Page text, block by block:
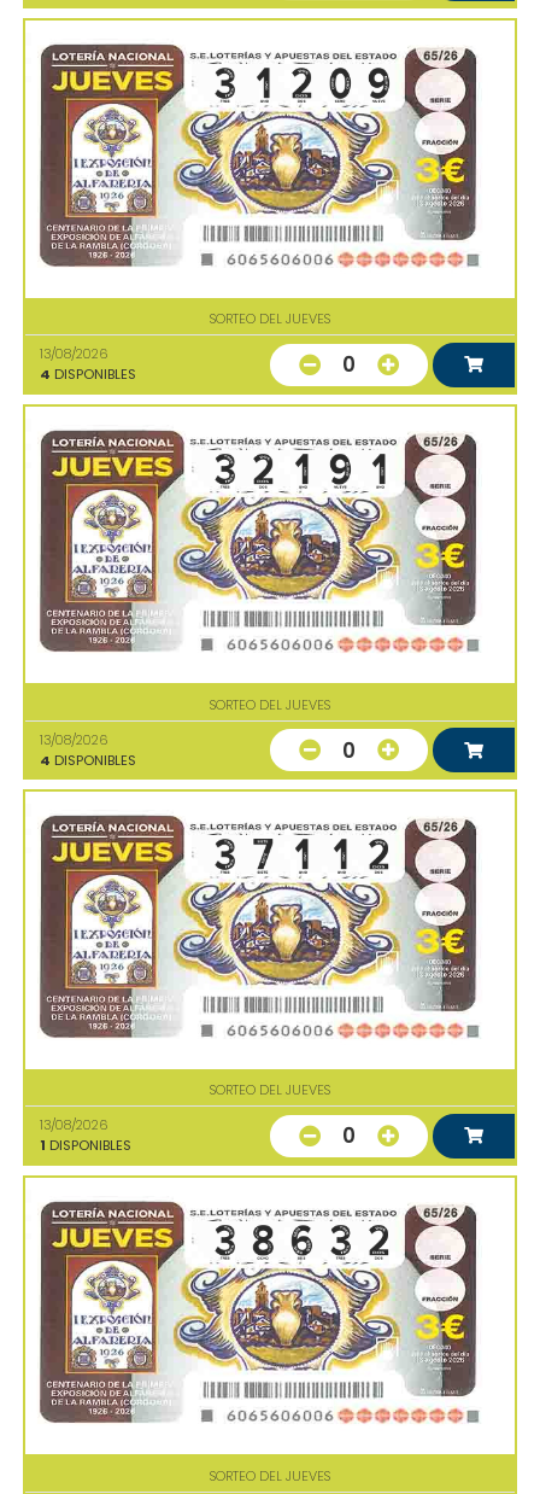
SORTEO DEL JUEVES
13/08/2026
4 DISPONIBLES 0
SORTEO DEL JUEVES
13/08/2026
4 DISPONIBLES 0
SORTEO DEL JUEVES
13/08/2026
1 DISPONIBLES 0
SORTEO DEL JUEVES